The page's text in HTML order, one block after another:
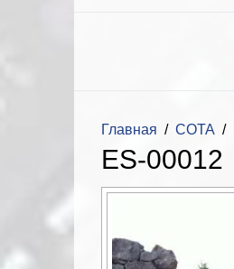
Главная COTA
ES-00012